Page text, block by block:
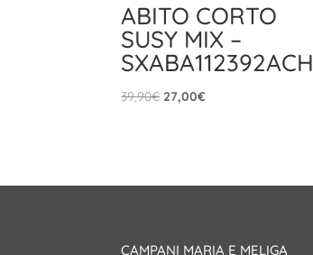
ABITO CORTO
SUSY MIX –
SXABA112392ACH
39,90€ Il
27,00€Il
CAMPANI MARIA E MELIGA